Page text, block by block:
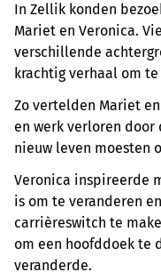
In Zellik konden
Mariet en Veronica.
verschillende
krachtig verhaal om
Zo vertelden Mariet
en werk verloren door
nieuw leven moesten
Veronica inspireerde
is om te veranderen
carrièreswitch te
om een hoofddoek te
veranderde.